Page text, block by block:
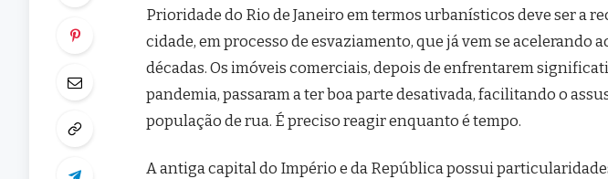
Prioridade do Rio de Janeiro em termos urbanísticos deve ser a
cidade, em processo de esvaziamento, que já vem se acelerando
décadas. Os imóveis comerciais, depois de enfrentarem
pandemia, passaram a ter boa parte desativada, facilitando o
população de rua. É preciso reagir enquanto é tempo.
A antiga capital do Império e da República possui